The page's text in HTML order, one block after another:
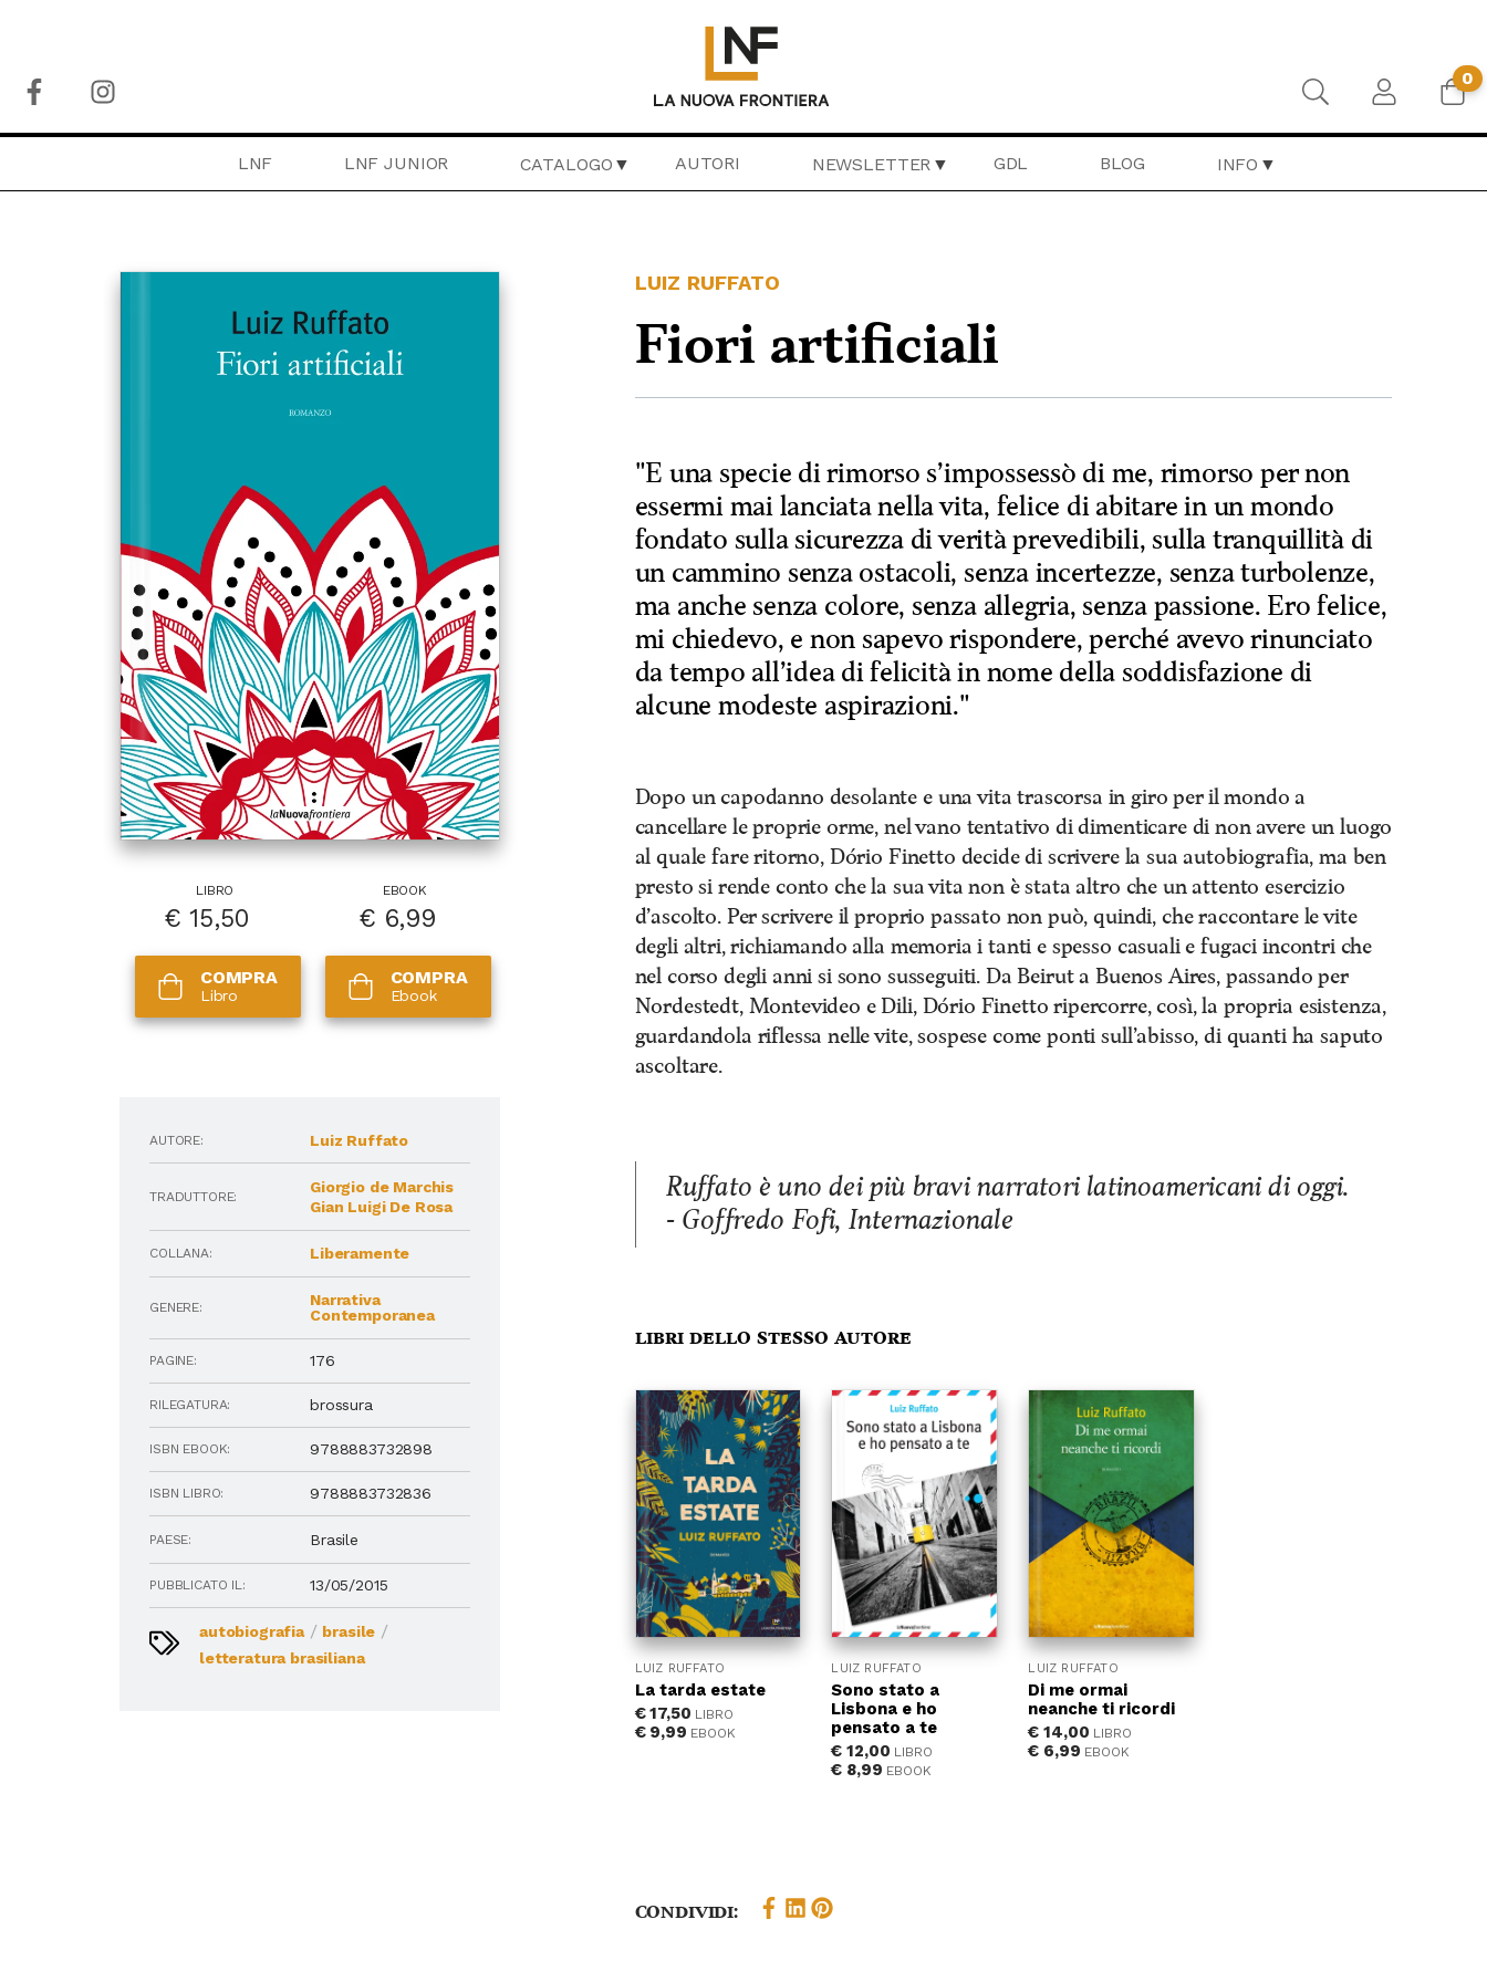
0
LNF LNF JUNIOR CATALOGO AUTORI NEWSLETTER GDL BLOG INFO
LIBRO
€ 15,50
COMPRA
Libro
EBOOK
€ 6,99
COMPRA
Ebook
AUTORE: Luiz Ruffato
TRADUTTORE:
Giorgio de Marchis
Gian Luigi De Rosa
COLLANA: Liberamente
GENERE:
Narrativa
Contemporanea
PAGINE: 176
RILEGATURA: brossura
ISBN EBOOK: 9788883732898
ISBN LIBRO: 9788883732836
PAESE: Brasile
PUBBLICATO IL: 13/05/2015
autobiografia/ brasile /
letteratura brasiliana
LUIZ RUFFATO
Fiori artificiali
"E una specie di rimorso s’impossessò di me, rimorso per non
essermi mai lanciata nella vita, felice di abitare in un mondo
fondato sulla sicurezza di verità prevedibili, sulla tranquillità di
un cammino senza ostacoli, senza incertezze, senza turbolenze,
ma anche senza colore, senza allegria, senza passione. Ero felice,
mi chiedevo, e non sapevo rispondere, perché avevo rinunciato
da tempo all’idea di felicità in nome della soddisfazione di
alcune modeste aspirazioni."
Dopo un capodanno desolante e una vita trascorsa in giro per il mondo a
cancellare le proprie orme, nel vano tentativo di dimenticare di non avere un luogo
al quale fare ritorno, Dório Finetto decide di scrivere la sua autobiografia, ma ben
presto si rende conto che la sua vita non è stata altro che un attento esercizio
d’ascolto. Per scrivere il proprio passato non può, quindi, che raccontare le vite
degli altri, richiamando alla memoria i tanti e spesso casuali e fugaci incontri che
nel corso degli anni si sono susseguiti. Da Beirut a Buenos Aires, passando per
Nordestedt, Montevideo e Dili, Dório Finetto ripercorre, così, la propria esistenza,
guardandola riflessa nelle vite, sospese come ponti sull’abisso, di quanti ha saputo
ascoltare.
Ruffato è uno dei più bravi narratori latinoamericani di oggi.
- Goffredo Fofi, Internazionale
Libri dello stesso autore
LUIZ RUFFATO
La tarda estate
€17,50 LIBRO
€9,99 EBOOK
LUIZ RUFFATO
Sono stato a
Lisbona e ho
pensato a te
€ 12,00 LIBRO
€ 8,99 EBOOK
LUIZ RUFFATO
Di me ormai
neanche ti ricordi
€ 14,00 LIBRO
€ 6,99 EBOOK
Condividi: